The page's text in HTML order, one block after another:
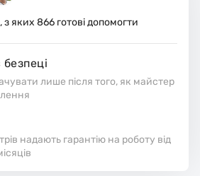
з яких 866 готові допомогти
лише після того, як майстер
надають гарантію на роботу від